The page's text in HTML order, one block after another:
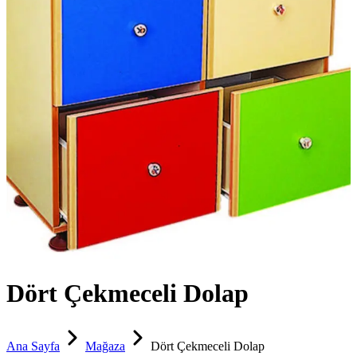
Dört Çekmeceli Dolap
Ana Sayfa Mağaza
Dört Çekmeceli Dolap